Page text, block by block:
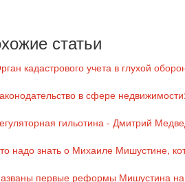
статьи
кадастрового учета в глухой
в сфере
гильотина - Дмитрий
надо знать о Михаиле Мишустине,
первые реформы Мишустина на